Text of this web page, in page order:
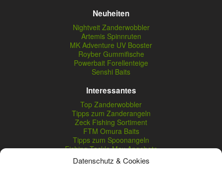
Datenschutz & Cookies
Neuheiten
Nightveit Zanderwobbler
Artemis Spinnruten
MK Adventure UV Booster
Royber Gummifische
Powerbait Forellenteige
Senshi Baits
Interessantes
Top Zanderwobbler
Tipps zum Zanderangeln
Zeck Fishing Sortiment
FTM Omura Baits
Tipps zum Spoonangeln
Fishing Tackle Max Angebote
Seika Pro Produkte
Nightveit Zanderwobbler